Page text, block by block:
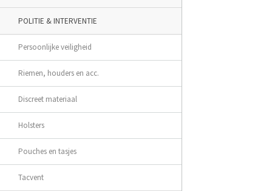
POLITIE & INTERVENTIE
Persoonlijke veiligheid
Riemen, houders en acc.
Discreet materiaal
Holsters
Pouches en tasjes
Tacvent